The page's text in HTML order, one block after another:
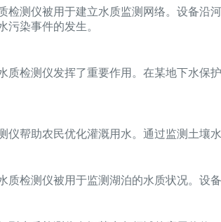
检测仪被用于建立水质监测网络。设备
污染事件的发生。
质检测仪发挥了重要作用。在某地下水保
仪帮助农民优化灌溉用水。通过监测土壤
质检测仪被用于监测湖泊的水质状况。